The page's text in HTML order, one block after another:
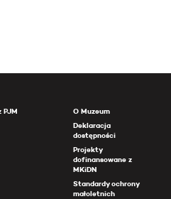
PJM
O Muzeum
Deklaracja
dostępności
Projekty
dofinansowane z
MKiDN
Standardy ochrony
małoletnich